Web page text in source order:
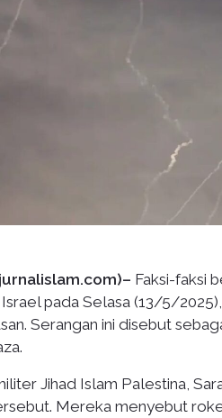
Faksi-faksi
pada Selasa (13/5/
Serangan ini disebut
Jihad Islam Palestina,
Mereka menyebut